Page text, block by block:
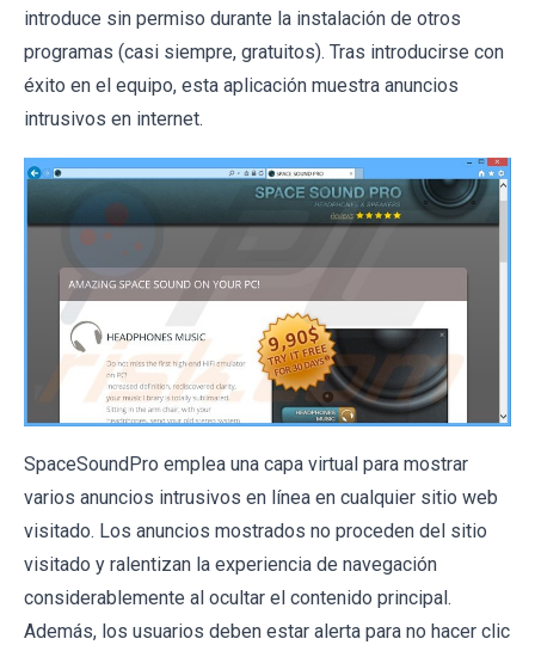
introduce sin permiso durante la instalación de otros
programas (casi siempre, gratuitos). Tras introducirse con
éxito en el equipo, esta aplicación muestra anuncios
intrusivos en internet.
SpaceSoundPro emplea una capa virtual para mostrar
varios anuncios intrusivos en línea en cualquier sitio web
visitado. Los anuncios mostrados no proceden del sitio
visitado y ralentizan la experiencia de navegación
considerablemente al ocultar el contenido principal.
Además, los usuarios deben estar alerta para no hacer clic